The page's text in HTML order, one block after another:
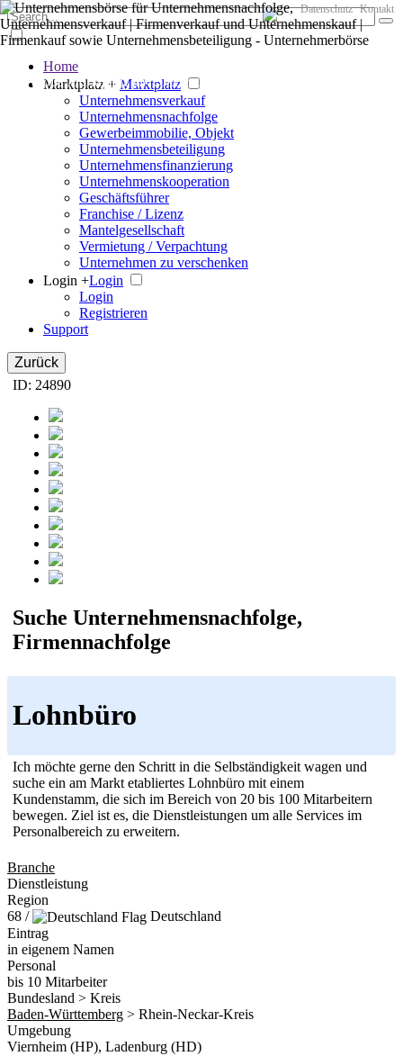
Der große Marktplatz für Unternehmen
Datenschutz Kontakt
Home
Marktplatz + Marktplatz
Unternehmensverkauf
Unternehmensnachfolge
Gewerbeimmobilie, Objekt
Unternehmensbeteiligung
Unternehmensfinanzierung
Unternehmenskooperation
Geschäftsführer
Franchise / Lizenz
Mantelgesellschaft
Vermietung / Verpachtung
Unternehmen zu verschenken
Login +Login
Login
Registrieren
Support
Zurück
ID: 24890
Suche Unternehmensnachfolge,
Firmennachfolge
Lohnbüro
Ich möchte gerne den Schritt in die Selbständigkeit wagen und
suche ein am Markt etabliertes Lohnbüro mit einem
Kundenstamm, die sich im Bereich von 20 bis 100 Mitarbeitern
bewegen. Ziel ist es, die Dienstleistungen um alle Services im
Personalbereich zu erweitern.
Branche
Dienstleistung
Region
68 /
Deutschland
Eintrag
in eigenem Namen
Personal
bis 10 Mitarbeiter
Bundesland > Kreis
Baden-Württemberg > Rhein-Neckar-Kreis
Umgebung
Viernheim (HP), Ladenburg (HD)